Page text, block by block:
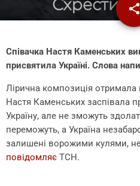
share
email
Співачка Настя Каменських
присвятила Україні. Слова
Лірична композиція отримала
Настя Каменських заспівала
Україну, але не зможуть
переможуть, а Україна
залишені ворожими кулями,
повідомляє ТСН.